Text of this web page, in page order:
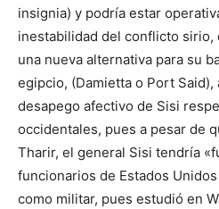
insignia) y podría estar
inestabilidad del conflicto sirio,
una nueva alternativa para su
egipcio, (Damietta o Port Said),
desapego afectivo de Sisi
occidentales, pues a pesar de
Tharir, el general Sisi tendría
funcionarios de Estados
como militar, pues estudió en